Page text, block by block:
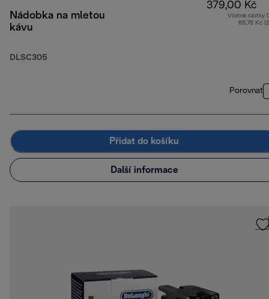
Nádobka na mletou
kávu
DLSC305
379,00 Kč
Včetně částky
65,78 Kč
Porovnat
Přidat do košíku
Další informace